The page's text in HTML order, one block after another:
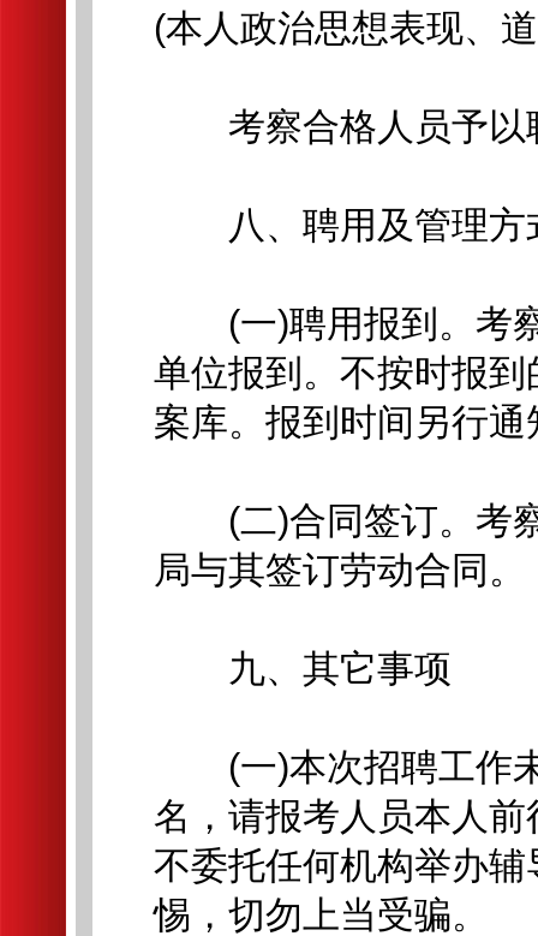
(本人政治思想表现、
考察合格人员予以
八、聘用及管理方
(一)聘用报到。考察
单位报到。不按时报
案库。报到时间另行通
(二)合同签订。考察
局与其签订劳动合同。
九、其它事项
(一)本次招聘工作未
名，请报考人员本人
不委托任何机构举办
惕，切勿上当受骗。